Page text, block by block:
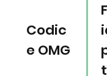
Codic
e OMG